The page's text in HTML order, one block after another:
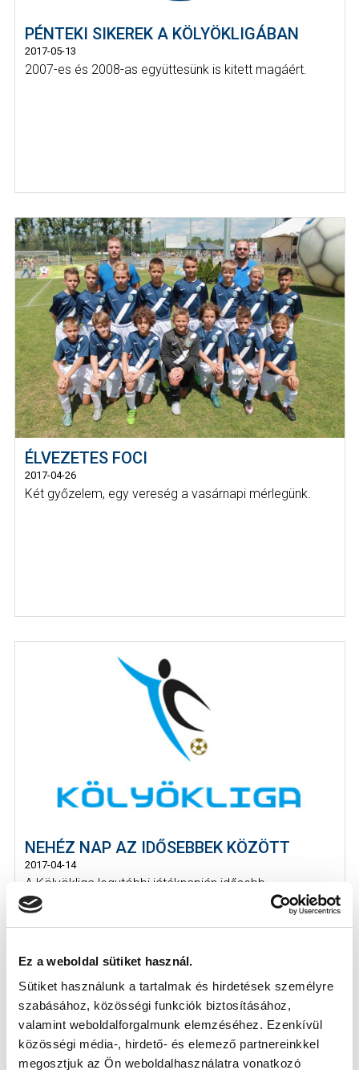
Ez a weboldal sütiket használ.
Sütiket használunk a tartalmak és hirdetések személyre
szabásához, közösségi funkciók biztosításához,
valamint weboldalforgalmunk elemzéséhez. Ezenkívül
közösségi média-, hirdető- és elemező partnereinkkel
megosztjuk az Ön weboldalhasználatra vonatkozó
PÉNTEKI SIKEREK A KÖLYÖKLIGÁBAN
2017-05-13
2007-es és 2008-as együttesünk is kitett magáért.
ÉLVEZETES FOCI
2017-04-26
Két győzelem, egy vereség a vasárnapi mérlegünk.
NEHÉZ NAP AZ IDŐSEBBEK KÖZÖTT
2017-04-14
A Kölyökliga legutóbbi játéknapján idősebb
ellenfelekkel szemben kellett helytál...